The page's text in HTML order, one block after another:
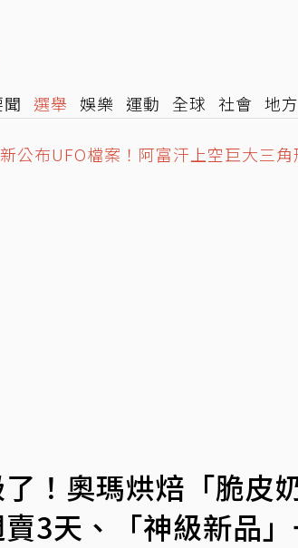
選舉 娛樂 運動 全球 社會 地方
公布UFO檔案！阿富汗上空巨大三
白「想回底特律」挨轟虛情 老虎球
！奧瑪烘焙「脆皮
3天、「神級新品